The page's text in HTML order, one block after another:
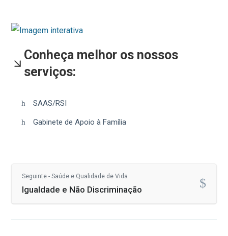
Conheça melhor os nossos
serviços:
SAAS/RSI
Gabinete de Apoio à Família
Seguinte - Saúde e Qualidade de Vida
Igualdade e Não Discriminação